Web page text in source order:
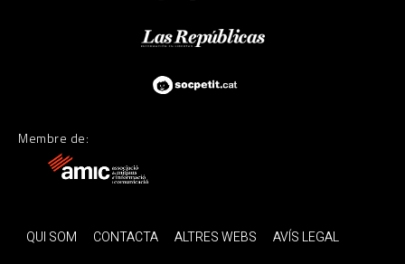
Membre de:
QUI SOM CONTACTA ALTRES WEBS AVÍS LEGAL